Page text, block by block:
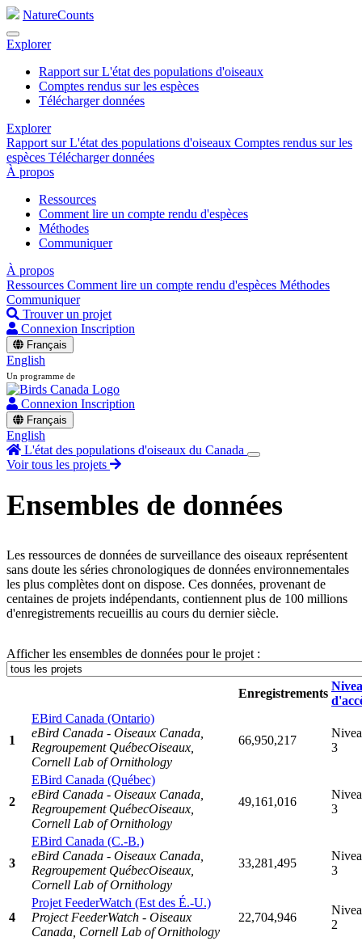
NatureCounts
Explorer
Rapport sur L'état des populations d'oiseaux
Comptes rendus sur les espèces
Télécharger données
Explorer
Rapport sur L'état des populations d'oiseaux Comptes rendus sur les
espèces Télécharger données
À propos
Ressources
Comment lire un compte rendu d'espèces
Méthodes
Communiquer
À propos
Ressources Comment lire un compte rendu d'espèces Méthodes
Communiquer
Trouver un projet
Connexion Inscription
Français
English
Un programme de
Connexion Inscription
Français
English
L'état des populations d'oiseaux du Canada
Voir tous les projets
Ensembles de données
Les ressources de données de surveillance des oiseaux représentent
sans doute les séries chronologiques de données environnementales
les plus complètes dont on dispose. Ces données, provenant de
centaines de projets indépendants, contiennent plus de 100 millions
d'enregistrements recueillis au cours du dernier siècle.
Afficher les ensembles de données pour le projet :
Enregistrements
1
EBird Canada (Ontario)
eBird Canada - Oiseaux Canada,
Regroupement QuébecOiseaux,
Cornell Lab of Ornithology
66,950,217
3
2
EBird Canada (Québec)
eBird Canada - Oiseaux Canada,
Regroupement QuébecOiseaux,
Cornell Lab of Ornithology
49,161,016
3
3
EBird Canada (C.-B.)
eBird Canada - Oiseaux Canada,
Regroupement QuébecOiseaux,
Cornell Lab of Ornithology
33,281,495
3
4
Projet FeederWatch (Est des É.-U.)
Project FeederWatch - Oiseaux
Canada, Cornell Lab of Ornithology
22,704,946
2